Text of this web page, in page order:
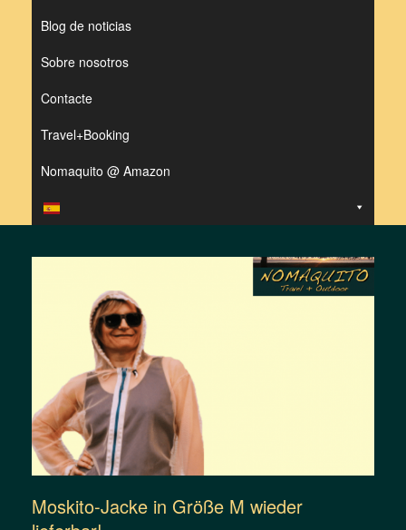
Blog de noticias
Sobre nosotros
Contacte
Travel+Booking
Nomaquito @ Amazon
Moskito-Jacke in Größe M wieder